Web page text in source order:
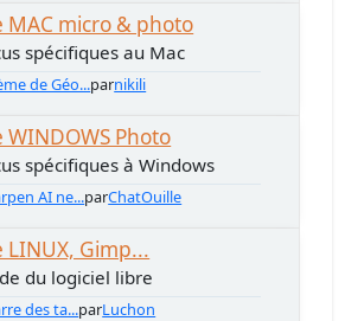
MAC micro & photo
spécifiques au Mac
de Géo...parnikili
WINDOWS Photo
spécifiques à Windows
AI ne...parChatOuille
LINUX, Gimp...
du logiciel libre
des ta...parLuchon